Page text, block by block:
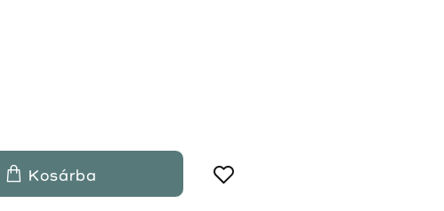
Kosárba